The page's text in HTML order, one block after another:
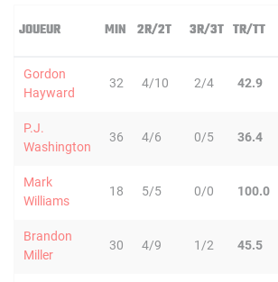
JOUEUR MIN 2R/2T 3R/3T TR/TT
Gordon
Hayward
32 4/10 2/4 42.9
P.J.
Washington
36 4/6 0/5 36.4
Mark
Williams
18 5/5 0/0 100.0
Brandon
Miller
30 4/9 1/2 45.5